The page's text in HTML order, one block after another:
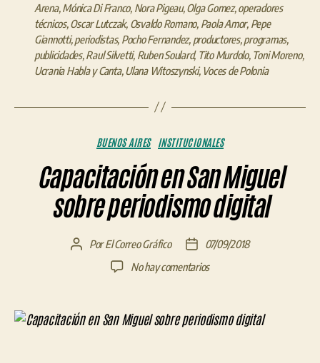
Arena,Mónica Di Franco, Nora Pigeau,Olga Gomez,operadores
técnicos,Oscar Lutczak, Osvaldo Romano, Paola Amor, Pepe
Giannotti,periodistas, Pocho Fernandez, productores,programas,
publicidades,Raul Silvetti, Ruben Soulard, Tito Murdolo, Toni Moreno,
Ucrania Habla y Canta,Ulana Witoszynski, Voces de Polonia
Categorías
BUENOS AIRES INSTITUCIONALES
Capacitación en San Miguel
sobre periodismo digital
AutorPorEl Correo Gráfico
Fecha
de
07/09/2018
No hay comentariosen
San
Miguel